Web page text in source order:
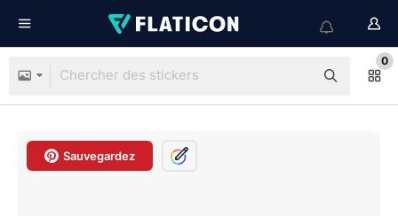
0
Sauvegardez